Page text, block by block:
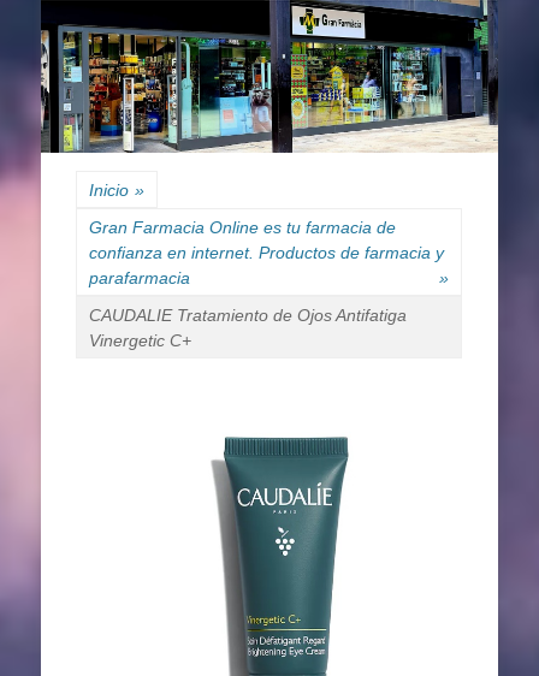
Inicio »
Gran Farmacia Online es tu farmacia de
confianza en internet. Productos de farmacia y
parafarmacia
»
CAUDALIE Tratamiento de Ojos Antifatiga
Vinergetic C+